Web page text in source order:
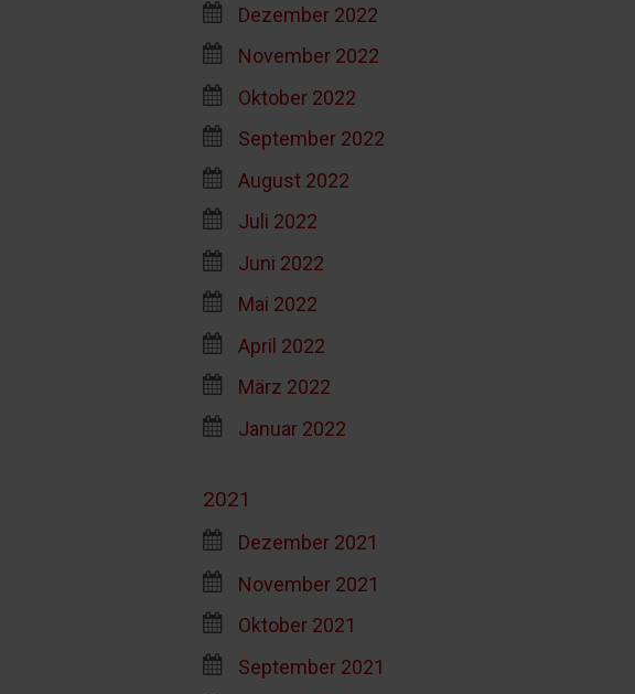
Dezember 2022
November 2022
Oktober 2022
September 2022
August 2022
Juli 2022
Juni 2022
Mai 2022
April 2022
März 2022
Januar 2022
2021
Dezember 2021
November 2021
Oktober 2021
September 2021